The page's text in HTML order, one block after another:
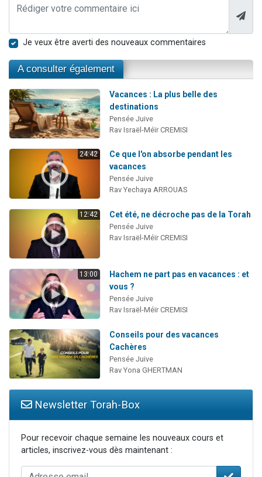
Je veux être averti des nouveaux commentaires
A consulter également
Vacances : La plus belle des
destinations
Pensée Juive
Rav Israël-Méïr CREMISI
24:42
Ce que l'on absorbe pendant les
vacances
Pensée Juive
Rav Yechaya ARROUAS
12:42 Cet été, ne décroche pas de la Torah
Pensée Juive
Rav Israël-Méïr CREMISI
13:00
Hachem ne part pas en vacances : et
vous ?
Pensée Juive
Rav Israël-Méïr CREMISI
Conseils pour des vacances
Cachères
Pensée Juive
Rav Yona GHERTMAN
Newsletter Torah-Box
Pour recevoir chaque semaine les nouveaux cours et
articles, inscrivez-vous dès maintenant :